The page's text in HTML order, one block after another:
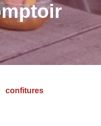
confitures